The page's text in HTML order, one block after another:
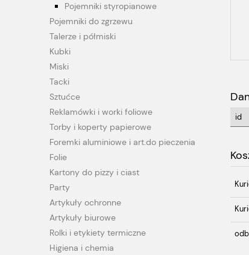
Pojemniki styropianowe
Pojemniki do zgrzewu
Talerze i półmiski
Kubki
Miski
Tacki
Sztućce
Reklamówki i worki foliowe
Torby i koperty papierowe
Foremki aluminiowe i art.do pieczenia
Folie
Kartony do pizzy i ciast
Party
Artykuły ochronne
Artykuły biurowe
Rolki i etykiety termiczne
Higiena i chemia
id